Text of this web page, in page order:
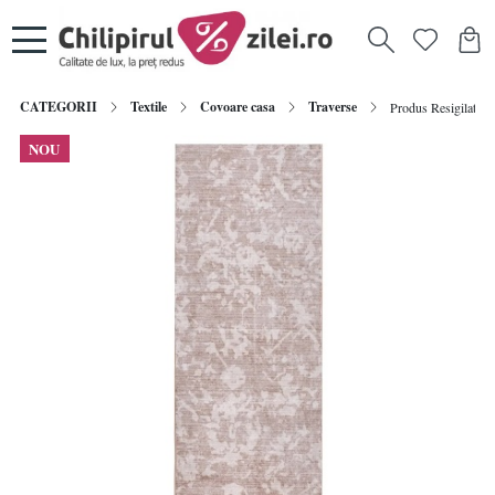
CATEGORII Textile Covoare casa Traverse Produs Resigilat
NOU